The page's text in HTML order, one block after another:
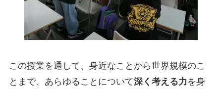
この授業を通して、身近なことから世界規模のこ
とまで、あらゆることについて深く考える力 を身